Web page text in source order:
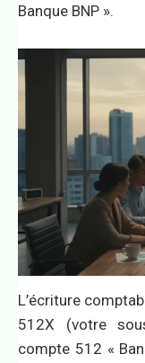
Banque BNP ».
L’écriture
512X (votre
compte 512 «